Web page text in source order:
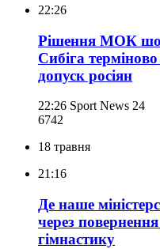
22:26
Рішення МОК
Сибіга
допуск росіян
22:26 Sport News 24
6742
18 травня
21:16
Де наше
через
гімнастику